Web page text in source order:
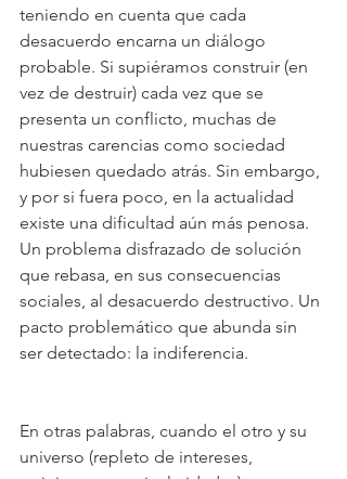
teniendo en cuenta que cada
desacuerdo encarna un diálogo
probable. Si supiéramos construir (en
vez de destruir) cada vez que se
presenta un conflicto, muchas de
nuestras carencias como sociedad
hubiesen quedado atrás. Sin embargo,
y por si fuera poco, en la actualidad
existe una dificultad aún más penosa.
Un problema disfrazado de solución
que rebasa, en sus consecuencias
sociales, al desacuerdo destructivo. Un
pacto problemático que abunda sin
ser detectado: la indiferencia.
En otras palabras, cuando el otro y su
universo (repleto de intereses,